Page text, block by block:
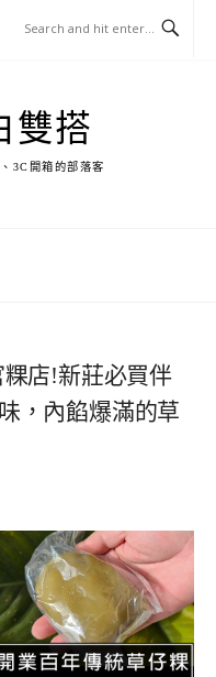
雙搭
3C開箱的部落客
店!新莊必買伴
，內餡爆滿的草